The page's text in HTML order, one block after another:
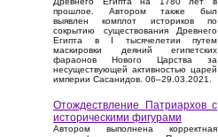
прошлое. Автором также был
выявлен комплот историков по
сокрытию существования Древнего
Египта в I тысячелетии путем
маскировки деяний египетских
фараонов Нового Царства за
несуществующей активностью царей
империи Сасанидов. 06–29.03.2021.
Отождествление Патриархов с
историческими фигурами
Автором выполнена корректная